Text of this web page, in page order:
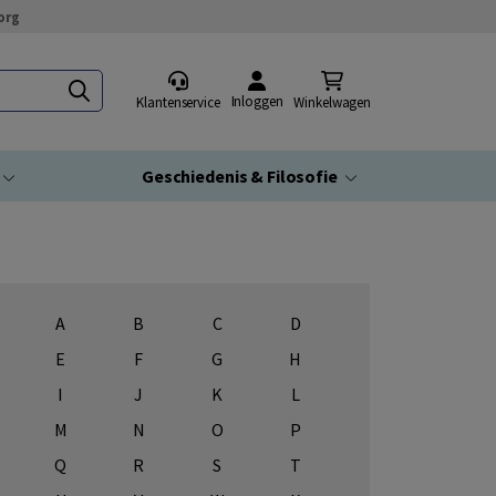
Klantenservice Inloggen Winkelwagen
Geschiedenis & Filosofie
A B C
D
E
F G
H
I
J K
L
M
N O
P
Q
R S
T